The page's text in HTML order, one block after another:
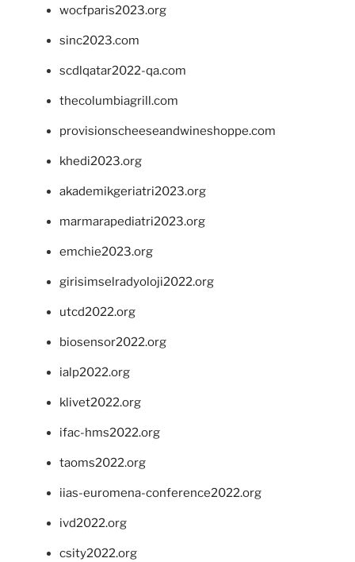
wocfparis2023.org
sinc2023.com
scdlqatar2022-qa.com
thecolumbiagrill.com
provisionscheeseandwineshoppe.com
khedi2023.org
akademikgeriatri2023.org
marmarapediatri2023.org
emchie2023.org
girisimselradyoloji2022.org
utcd2022.org
biosensor2022.org
ialp2022.org
klivet2022.org
ifac-hms2022.org
taoms2022.org
iias-euromena-conference2022.org
ivd2022.org
csity2022.org